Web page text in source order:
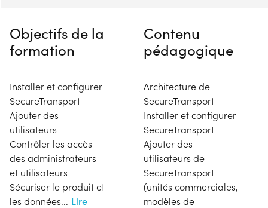
Objectifs de la
formation
Installer et configurer
SecureTransport
Ajouter des
utilisateurs
Contrôler les accès
des administrateurs
et utilisateurs
Sécuriser le produit et
les données... Lire
Contenu
pédagogique
Architecture de
SecureTransport
Installer et configurer
SecureTransport
Ajouter des
utilisateurs de
SecureTransport
(unités commerciales,
modèles de